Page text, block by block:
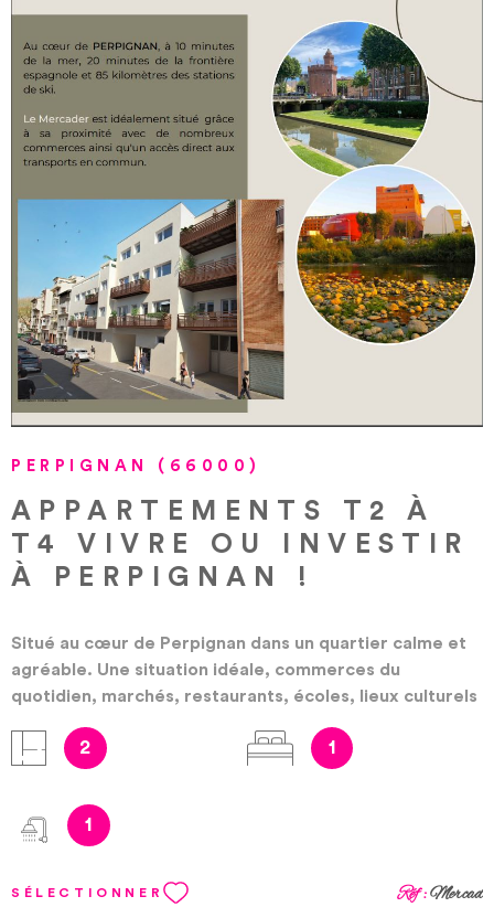
budget prévisionnel vendeur) : 100.00 €. Honoraires à
la charge du vendeur Les informations sur les risques
auxquels ce bien est exposé sont disponibles sur le site
Géorisques : www.georisques.gouv.fr
PERPIGNAN (66000)
APPARTEMENTS T2 À
T4 VIVRE OU INVESTIR
À PERPIGNAN !
Situé au cœur de Perpignan dans un quartier calme et
agréable. Une situation idéale, commerces du
quotidien, marchés, restaurants, écoles, lieux culturels
T3 prolongés de terrasses, balcons ou loggias. Tous les
sécurisée et couverte. Les 3 étages de cette future
résidence sont desservis par un ascenseur. Vivre en
est éligible à la loi de défiscalisation Pinel. Vous
2 1
1
SÉLECTIONNER Réf :Mercad
VOIR LE BIEN